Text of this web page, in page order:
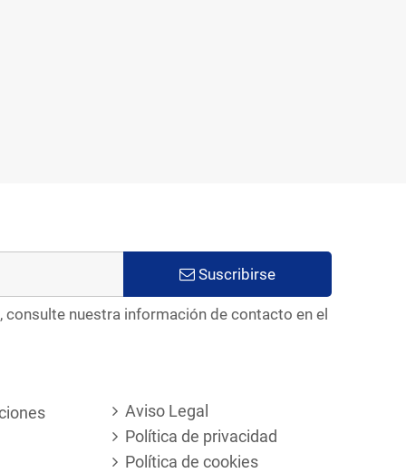
Suscribirse
nuestra información de contacto en el
Aviso Legal
Política de privacidad
Política de cookies